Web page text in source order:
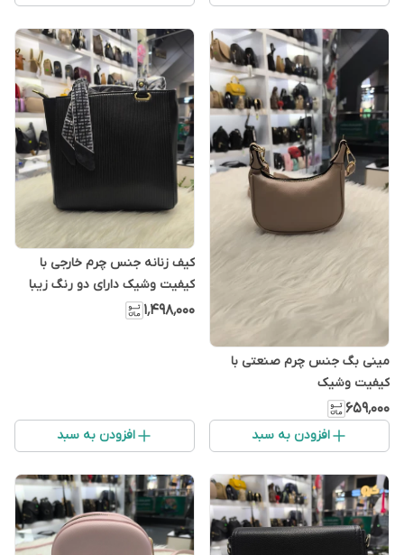
مینی بگ جنس چرم صنعتی با
کیفیت وشیک
۶۵۹٬۰۰۰
افزودن به سبد
کیف زنانه جنس چرم خارجی با
کیفیت وشیک دارای دو رنگ ‌زیبا
۱٬۴۹۸٬۰۰۰
افزودن به سبد